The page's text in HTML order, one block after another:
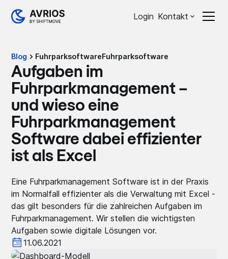
Login Kontakt
Blog FuhrparksoftwareFuhrparksoftware
Aufgaben im
Fuhrparkmanagement –
und wieso eine
Fuhrparkmanagement
Software dabei effizienter
ist als Excel
Eine Fuhrparkmanagement Software ist in der Praxis
im Normalfall effizienter als die Verwaltung mit Excel -
das gilt besonders für die zahlreichen Aufgaben im
Fuhrparkmanagement. Wir stellen die wichtigsten
Aufgaben sowie digitale Lösungen vor.
11.06.2021